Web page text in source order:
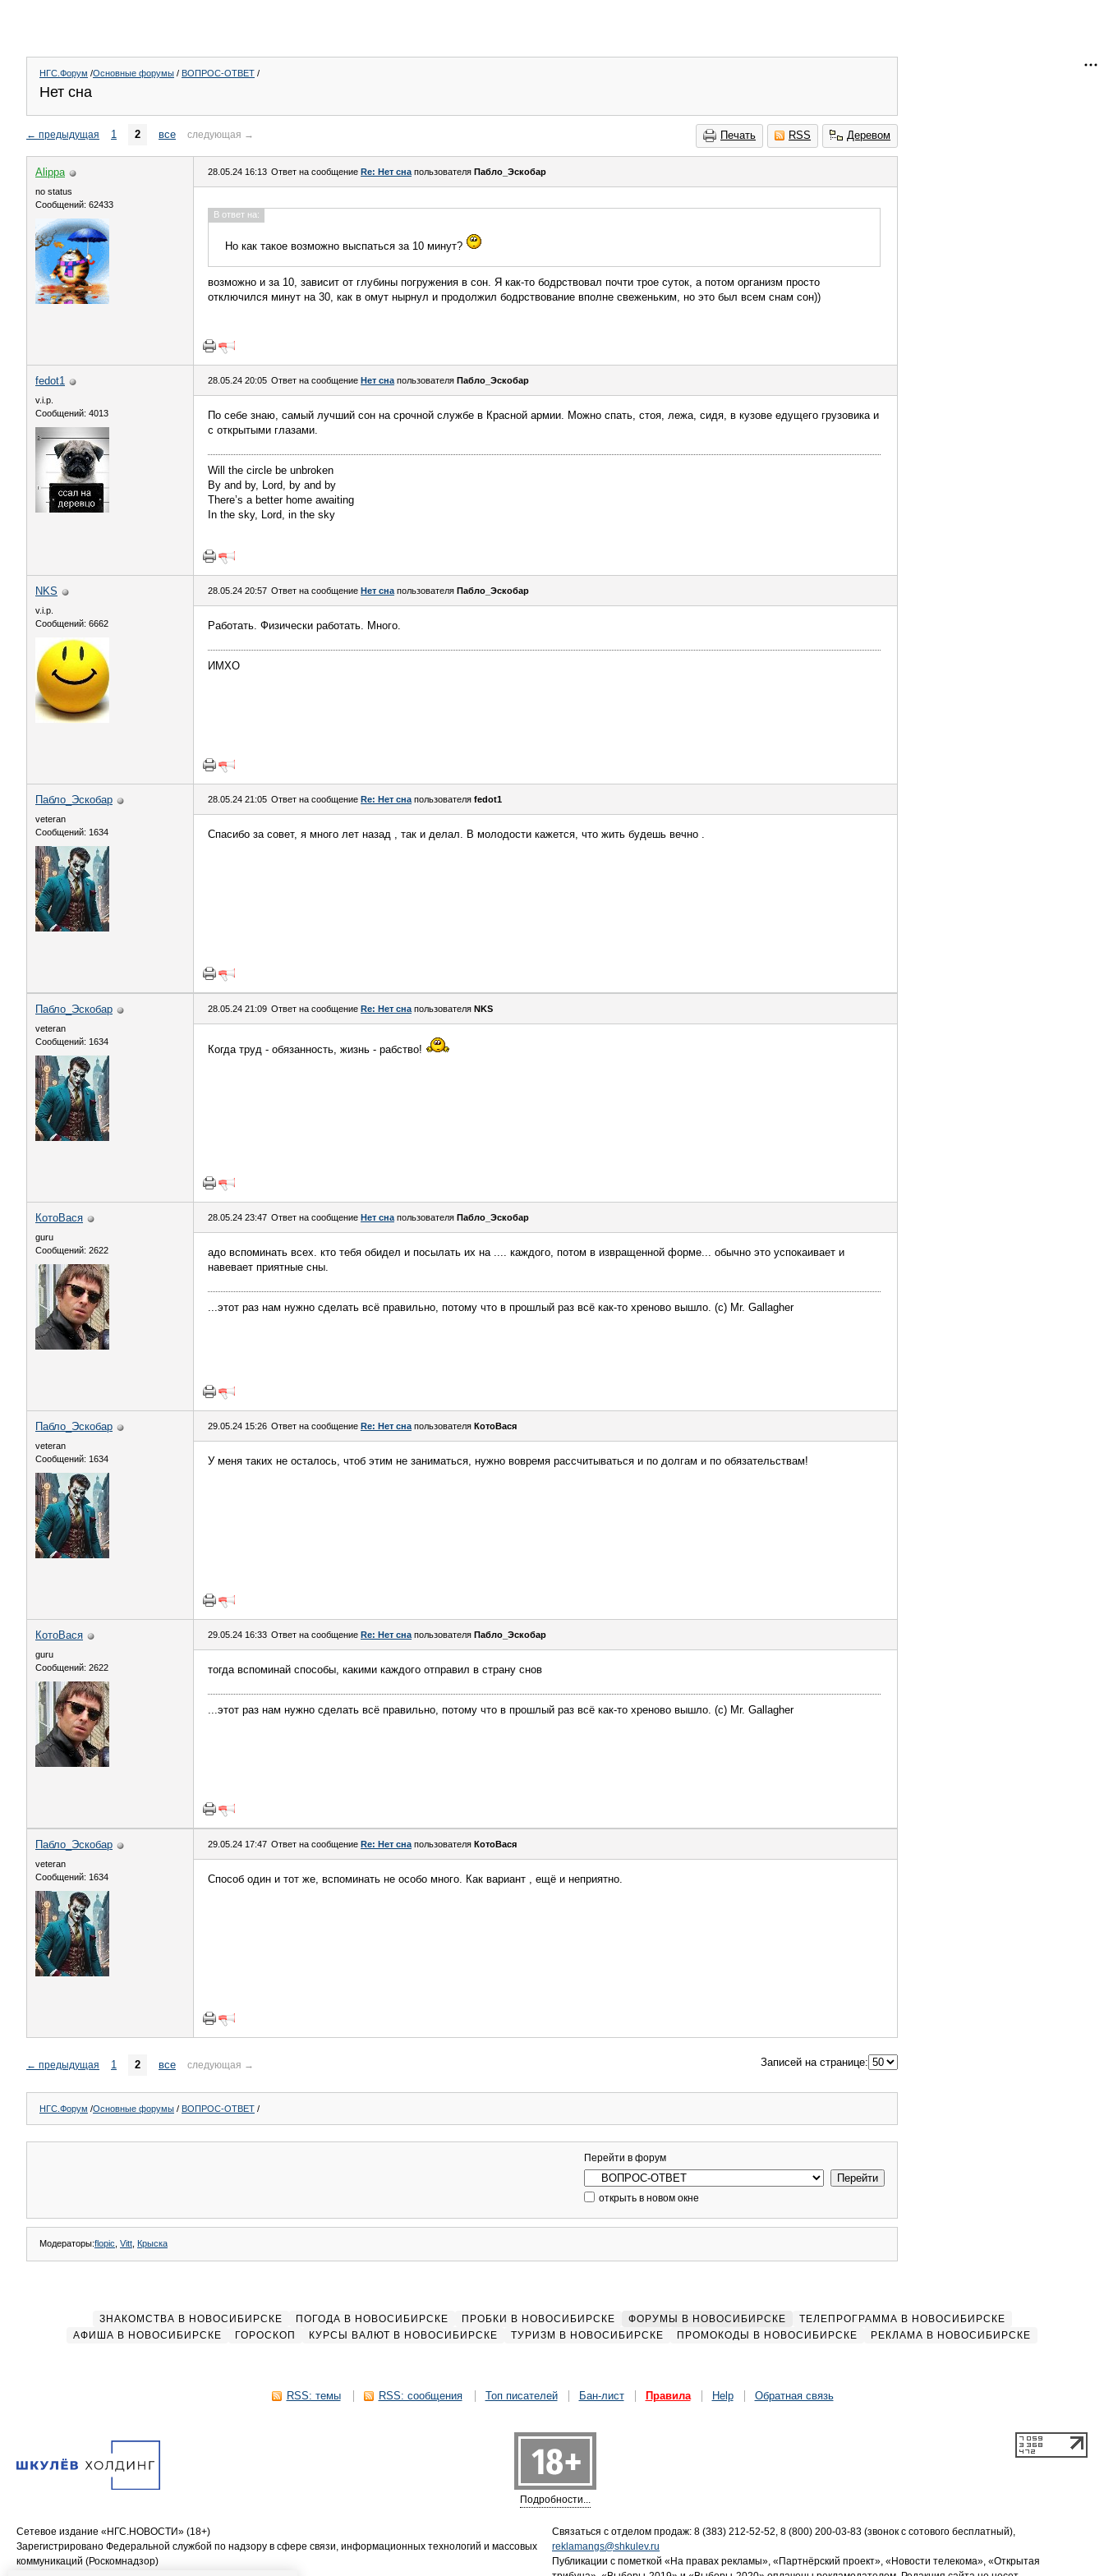
НГС.Форум /Основные форумы / ВОПРОС-ОТВЕТ /
Нет сна
Печать RSS Деревом
← предыдущая 1 2 все следующая →
Alippa
no status
Сообщений: 62433
28.05.24 16:13 Ответ на сообщение Re: Нет сна пользователя Пабло_Эскобар
В ответ на:
Но как такое возможно выспаться за 10 минут?
возможно и за 10, зависит от глубины погружения в сон. Я как-то бодрствовал почти трое суток, а потом организм просто
отключился минут на 30, как в омут нырнул и продолжил бодрствование вполне свеженьким, но это был всем снам сон))
fedot1
v.i.p.
Сообщений: 4013
28.05.24 20:05 Ответ на сообщение Нет сна пользователя Пабло_Эскобар
По себе знаю, самый лучший сон на срочной службе в Красной армии. Можно спать, стоя, лежа, сидя, в кузове едущего грузовика и
с открытыми глазами.
Will the circle be unbroken
By and by, Lord, by and by
There’s a better home awaiting
In the sky, Lord, in the sky
NKS
v.i.p.
Сообщений: 6662
28.05.24 20:57 Ответ на сообщение Нет сна пользователя Пабло_Эскобар
Работать. Физически работать. Много.
ИМХО
Пабло_Эскобар
veteran
Сообщений: 1634
28.05.24 21:05 Ответ на сообщение Re: Нет сна пользователя fedot1
Спасибо за совет, я много лет назад , так и делал. В молодости кажется, что жить будешь вечно .
Пабло_Эскобар
veteran
Сообщений: 1634
28.05.24 21:09 Ответ на сообщение Re: Нет сна пользователя NKS
Когда труд - обязанность, жизнь - рабство!
КотоВася
guru
Сообщений: 2622
28.05.24 23:47 Ответ на сообщение Нет сна пользователя Пабло_Эскобар
адо вспоминать всех. кто тебя обидел и посылать их на .... каждого, потом в извращенной форме... обычно это успокаивает и
навевает приятные сны.
...этот раз нам нужно сделать всё правильно, потому что в прошлый раз всё как-то хреново вышло. (с) Mr. Gallagher
Пабло_Эскобар
veteran
Сообщений: 1634
29.05.24 15:26 Ответ на сообщение Re: Нет сна пользователя КотоВася
У меня таких не осталось, чтоб этим не заниматься, нужно вовремя рассчитываться и по долгам и по обязательствам!
КотоВася
guru
Сообщений: 2622
29.05.24 16:33 Ответ на сообщение Re: Нет сна пользователя Пабло_Эскобар
тогда вспоминай способы, какими каждого отправил в страну снов
...этот раз нам нужно сделать всё правильно, потому что в прошлый раз всё как-то хреново вышло. (с) Mr. Gallagher
Пабло_Эскобар
veteran
Сообщений: 1634
29.05.24 17:47 Ответ на сообщение Re: Нет сна пользователя КотоВася
Способ один и тот же, вспоминать не особо много. Как вариант , ещё и неприятно.
← предыдущая 1 2 все следующая → Записей на странице:
НГС.Форум /Основные форумы / ВОПРОС-ОТВЕТ /
Перейти в форум
открыть в новом окне
Модераторы:flopic Vitt Крыска
ЗНАКОМСТВА В НОВОСИБИРСКЕ ПОГОДА В НОВОСИБИРСКЕ ПРОБКИ В НОВОСИБИРСКЕ ФОРУМЫ В НОВОСИБИРСКЕ
ТЕЛЕПРОГРАММА В НОВОСИБИРСКЕ
АФИША В НОВОСИБИРСКЕ
ГОРОСКОП КУРСЫ ВАЛЮТ В НОВОСИБИРСКЕ ТУРИЗМ В НОВОСИБИРСКЕ ПРОМОКОДЫ В НОВОСИБИРСКЕ РЕКЛАМА В НОВОСИБИРСКЕ
RSS: темы RSS: сообщения Топ писателей Бан-лист Правила Help Обратная связь
Подробности...
Сетевое издание «НГС.НОВОСТИ» (18+)
Зарегистрировано Федеральной службой по надзору в сфере связи, информационных технологий и массовых
коммуникаций (Роскомнадзор)
Связаться с отделом продаж: 8 (383) 212-52-52, 8 (800) 200-03-83 (звонок с сотового бесплатный),
reklamangs@shkulev.ru
Публикации с пометкой «На правах рекламы», «Партнёрский проект», «Новости телекома», «Открытая